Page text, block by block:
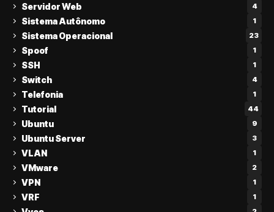
Servidor Web 4
Sistema Autônomo 1
Sistema Operacional 23
Spoof 1
SSH 1
Switch 4
Telefonia 1
Tutorial 44
Ubuntu 9
Ubuntu Server 3
VLAN 1
VMware 2
VPN 1
VRF 1